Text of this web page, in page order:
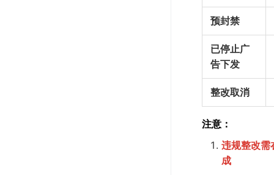
预封禁
已停止广
告下发
整改取消
注意：
违规整改需
成